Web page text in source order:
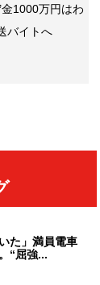
1000万円はわ
バイトへ
た」満員電車
“屈強...